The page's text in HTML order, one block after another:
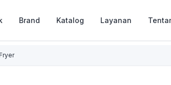
Brand Katalog Layanan